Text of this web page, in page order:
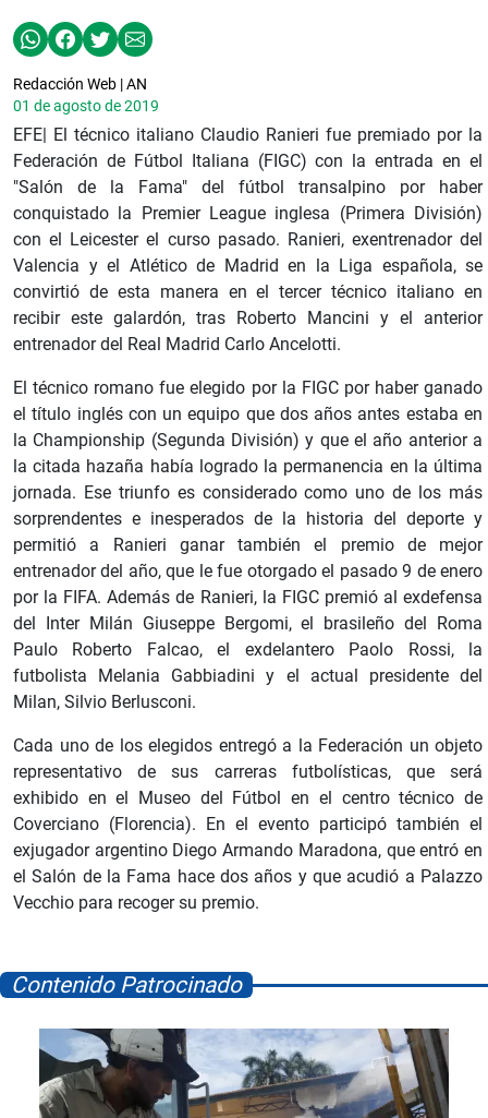
Redacción Web | AN
01 de agosto de 2019
EFE| El técnico italiano Claudio Ranieri fue premiado por la
Federación de Fútbol Italiana (FIGC) con la entrada en el
"Salón de la Fama" del fútbol transalpino por haber
conquistado la Premier League inglesa (Primera División)
con el Leicester el curso pasado. Ranieri, exentrenador del
Valencia y el Atlético de Madrid en la Liga española, se
convirtió de esta manera en el tercer técnico italiano en
recibir este galardón, tras Roberto Mancini y el anterior
entrenador del Real Madrid Carlo Ancelotti.
El técnico romano fue elegido por la FIGC por haber ganado
el título inglés con un equipo que dos años antes estaba en
la Championship (Segunda División) y que el año anterior a
la citada hazaña había logrado la permanencia en la última
jornada. Ese triunfo es considerado como uno de los más
sorprendentes e inesperados de la historia del deporte y
permitió a Ranieri ganar también el premio de mejor
entrenador del año, que le fue otorgado el pasado 9 de enero
por la FIFA. Además de Ranieri, la FIGC premió al exdefensa
del Inter Milán Giuseppe Bergomi, el brasileño del Roma
Paulo Roberto Falcao, el exdelantero Paolo Rossi, la
futbolista Melania Gabbiadini y el actual presidente del
Milan, Silvio Berlusconi.
Cada uno de los elegidos entregó a la Federación un objeto
representativo de sus carreras futbolísticas, que será
exhibido en el Museo del Fútbol en el centro técnico de
Coverciano (Florencia). En el evento participó también el
exjugador argentino Diego Armando Maradona, que entró en
el Salón de la Fama hace dos años y que acudió a Palazzo
Vecchio para recoger su premio.
Contenido Patrocinado